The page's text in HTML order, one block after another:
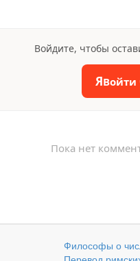
Войдите, чтобы
ЯВойти
Пока нет
Философы о